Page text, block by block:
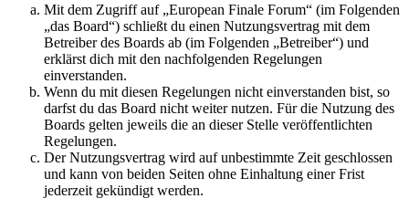
Mit dem Zugriff auf „European Finale Forum“ (im Folgenden
„das Board“) schließt du einen Nutzungsvertrag mit dem
Betreiber des Boards ab (im Folgenden „Betreiber“) und
erklärst dich mit den nachfolgenden Regelungen
einverstanden.
Wenn du mit diesen Regelungen nicht einverstanden bist, so
darfst du das Board nicht weiter nutzen. Für die Nutzung des
Boards gelten jeweils die an dieser Stelle veröffentlichten
Regelungen.
Der Nutzungsvertrag wird auf unbestimmte Zeit geschlossen
und kann von beiden Seiten ohne Einhaltung einer Frist
jederzeit gekündigt werden.